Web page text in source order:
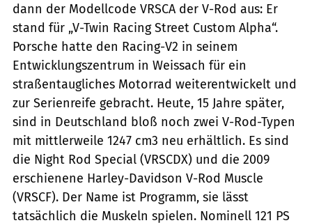
dann der Modellcode VRSCA der V-Rod aus: Er
stand für „V-Twin Racing Street Custom Alpha“.
Porsche hatte den Racing-V2 in seinem
Entwicklungszentrum in Weissach für ein
straßentaugliches Motorrad weiterentwickelt und
zur Serienreife gebracht. Heute, 15 Jahre später,
sind in Deutschland bloß noch zwei V-Rod-Typen
mit mittlerweile 1247 cm3 neu erhältlich. Es sind
die Night Rod Special (VRSCDX) und die 2009
erschienene Harley-Davidson V-Rod Muscle
(VRSCF). Der Name ist Programm, sie lässt
tatsächlich die Muskeln spielen. Nominell 121 PS